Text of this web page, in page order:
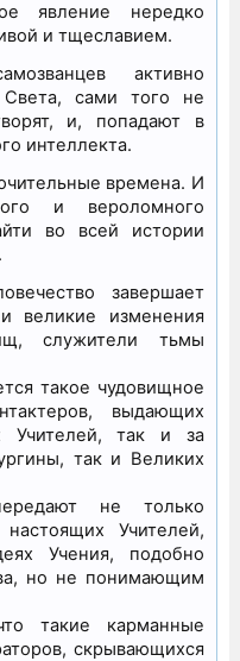
явление нередко
и тщеславием.
активно
Света, сами того не
и, попадают в
интеллекта.
времена. И
и вероломного
во всей истории
завершает
великие изменения
служители тьмы
такое чудовищное
выдающих
Учителей, так и за
так и Великих
не только
Учителей,
Учения, подобно
но не понимающим
такие карманные
скрывающихся